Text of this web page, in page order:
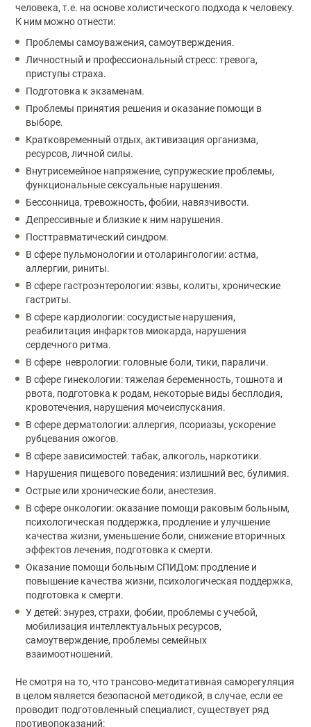
человека, т.е. на основе холистического подхода к человеку.
К ним можно отнести:
Проблемы самоуважения, самоутверждения.
Личностный и профессиональный стресс: тревога,
приступы страха.
Подготовка к экзаменам.
Проблемы принятия решения и оказание помощи в
выборе.
Кратковременный отдых, активизация организма,
ресурсов, личной силы.
Внутрисемейное напряжение, супружеские проблемы,
функциональные сексуальные нарушения.
Бессонница, тревожность, фобии, навязчивости.
Депрессивные и близкие к ним нарушения.
Посттравматический синдром.
В сфере пульмонологии и отоларингологии: астма,
аллергии, риниты.
В сфере гастроэнтерологии: язвы, колиты, хронические
гастриты.
В сфере кардиологии: сосудистые нарушения,
реабилитация инфарктов миокарда, нарушения
сердечного ритма.
В сфере неврологии: головные боли, тики, параличи.
В сфере гинекологии: тяжелая беременность, тошнота и
рвота, подготовка к родам, некоторые виды бесплодия,
кровотечения, нарушения мочеиспускания.
В сфере дерматологии: аллергия, псориазы, ускорение
рубцевания ожогов.
В сфере зависимостей: табак, алкоголь, наркотики.
Нарушения пищевого поведения: излишний вес, булимия.
Острые или хронические боли, анестезия.
В сфере онкологии: оказание помощи раковым больным,
психологическая поддержка, продление и улучшение
качества жизни, уменьшение боли, снижение вторичных
эффектов лечения, подготовка к смерти.
Оказание помощи больным СПИДом: продление и
повышение качества жизни, психологическая поддержка,
подготовка к смерти.
У детей: энурез, страхи, фобии, проблемы с учебой,
мобилизация интеллектуальных ресурсов,
самоутверждение, проблемы семейных
взаимоотношений.
Не смотря на то, что трансово-медитативная саморегуляция
в целом является безопасной методикой, в случае, если ее
проводит подготовленный специалист, существует ряд
противопоказаний: